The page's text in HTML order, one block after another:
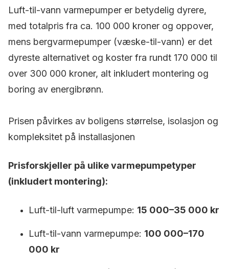
Luft-til-vann varmepumper er betydelig dyrere,
med totalpris fra ca. 100 000 kroner og oppover,
mens bergvarmepumper (væske-til-vann) er det
dyreste alternativet og koster fra rundt 170 000 til
over 300 000 kroner, alt inkludert montering og
boring av energibrønn.
Prisen påvirkes av boligens størrelse, isolasjon og
kompleksitet på installasjonen
Prisforskjeller på ulike varmepumpetyper
(inkludert montering):
Luft-til-luft varmepumpe: 15 000–35 000 kr
Luft-til-vann varmepumpe: 100 000–170
000 kr